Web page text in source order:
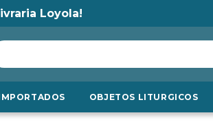
Loyola!
OBJETOS LITURGICOS